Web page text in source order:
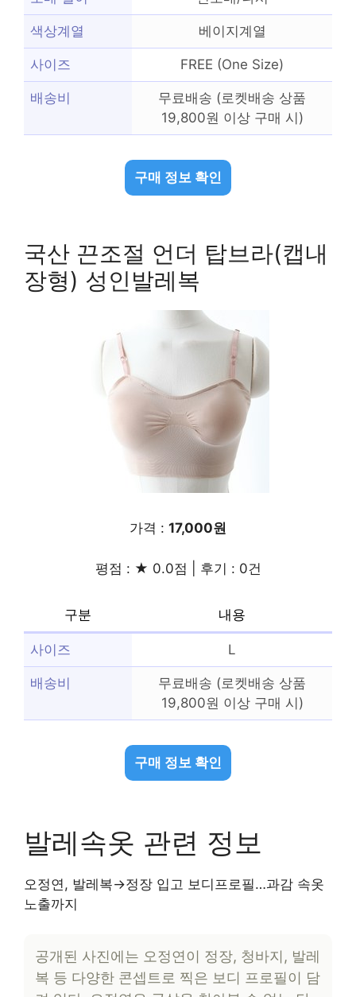
색상계열 베이지계열
사이즈 FREE (One Size)
배송비
무료배송 (로켓배송 상품
19,800원 이상 구매 시)
구매 정보 확인
국산 끈조절 언더 탑브라(캡내
장형) 성인발레복
가격 : 17,000원
평점 : ★ 0.0점 | 후기 : 0건
구분 내용
사이즈 L
배송비
무료배송 (로켓배송 상품
19,800원 이상 구매 시)
구매 정보 확인
발레속옷 관련 정보
오정연, 발레복→정장 입고 보디프로필…과감 속옷
노출까지
공개된 사진에는 오정연이 정장, 청바지, 발레
복 등 다양한 콘셉트로 찍은 보디 프로필이 담